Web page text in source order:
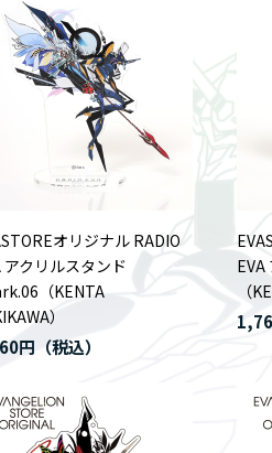
オリジナル RADIO
アクリルスタンド
（KENTA
）
円
（